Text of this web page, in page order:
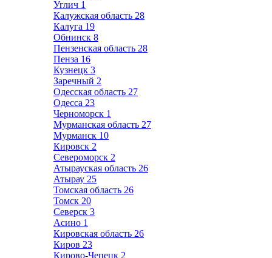
Углич 1
Калужская область 28
Калуга 19
Обнинск 8
Пензенская область 28
Пенза 16
Кузнецк 3
Заречный 2
Одесская область 27
Одесса 23
Черноморск 1
Мурманская область 27
Мурманск 10
Кировск 2
Североморск 2
Атырауская область 26
Атырау 25
Томская область 26
Томск 20
Северск 3
Асино 1
Кировская область 26
Киров 23
Кирово-Чепецк 2